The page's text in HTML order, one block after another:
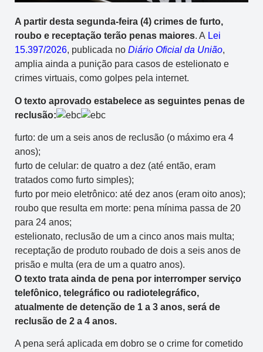
A partir desta segunda-feira (4) crimes de furto,
roubo e receptação terão penas maiores. A Lei
15.397/2026, publicada no Diário Oficial da União,
amplia ainda a punição para casos de estelionato e
crimes virtuais, como golpes pela internet.
O texto aprovado estabelece as seguintes penas de
reclusão:
furto: de um a seis anos de reclusão (o máximo era 4
anos);
furto de celular: de quatro a dez (até então, eram
tratados como furto simples);
furto por meio eletrônico: até dez anos (eram oito anos);
roubo que resulta em morte: pena mínima passa de 20
para 24 anos;
estelionato, reclusão de um a cinco anos mais multa;
receptação de produto roubado de dois a seis anos de
prisão e multa (era de um a quatro anos).
O texto trata ainda de pena por interromper serviço
telefônico, telegráfico ou radiotelegráfico,
atualmente de detenção de 1 a 3 anos, será de
reclusão de 2 a 4 anos.
A pena será aplicada em dobro se o crime for cometido